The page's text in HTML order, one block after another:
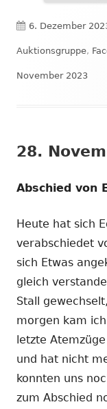
Veröffentlicht
am
6. Dezember
Auktionsgruppe,
November 2023
28.
Abschied von
Heute hat sich
verabschiedet
sich Etwas
gleich
Stall
morgen kam
letzte
und hat nicht
konnten uns
zum Abschied